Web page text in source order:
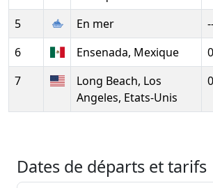
5 En mer
6
Ensenada, Mexique
7
Long Beach, Los
Angeles, Etats-Unis
Dates de départs et tarifs